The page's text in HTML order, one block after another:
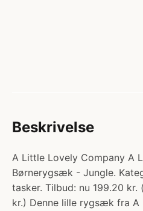
Beskrivelse
A Little Lovely Company A
Børnerygsæk - Jungle.
tasker. Tilbud: nu 199.20
kr.) Denne lille rygsæk fra